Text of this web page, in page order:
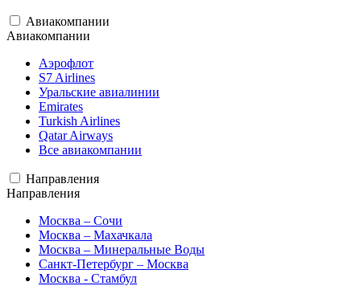
Авиакомпании
Авиакомпании
Аэрофлот
S7 Airlines
Уральские авиалинии
Emirates
Turkish Airlines
Qatar Airways
Все авиакомпании
Направления
Направления
Москва – Сочи
Москва – Махачкала
Москва – Минеральные Воды
Санкт-Петербург – Москва
Москва - Стамбул